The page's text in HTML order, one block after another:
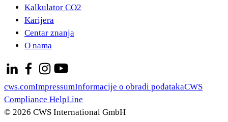
Kalkulator CO2
Karijera
Centar znanja
O nama
cws.comImpressumInformacije o obradi podatakaCWS
Compliance HelpLine
© 2026 CWS International GmbH